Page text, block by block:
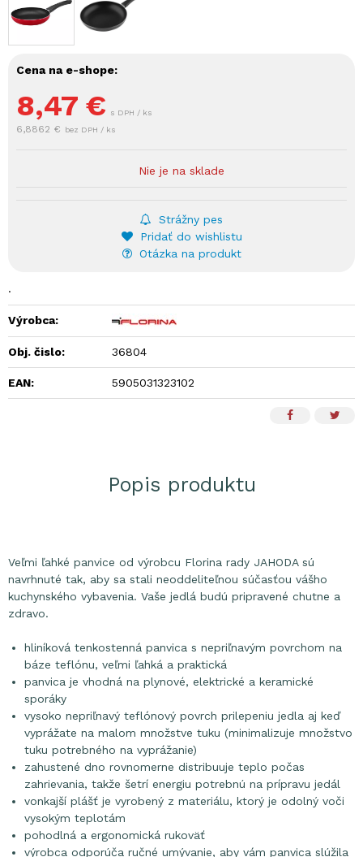
Cena na e-shope:
8,47 € s DPH / ks
6,8862 € bez DPH / ks
Nie je na sklade
Strážny pes
Pridať do wishlistu
Otázka na produkt
.
Výrobca:
Obj. čislo: 36804
EAN: 5905031323102
Popis produktu
Veľmi ľahké panvice od výrobcu Florina rady JAHODA sú
navrhnuté tak, aby sa stali neoddeliteľnou súčasťou vášho
kuchynského vybavenia. Vaše jedlá budú pripravené chutne a
zdravo.
hliníková tenkostenná panvica s nepriľnavým povrchom na
báze teflónu, veľmi ľahká a praktická
panvica je vhodná na plynové, elektrické a keramické
sporáky
vysoko nepriľnavý teflónový povrch prilepeniu jedla aj keď
vyprážate na malom množstve tuku (minimalizuje množstvo
tuku potrebného na vyprážanie)
zahustené dno rovnomerne distribuuje teplo počas
zahrievania, takže šetrí energiu potrebnú na prípravu jedál
vonkajší plášť je vyrobený z materiálu, ktorý je odolný voči
vysokým teplotám
pohodlná a ergonomická rukoväť
výrobca odporúča ručné umývanie, aby vám panvica slúžila